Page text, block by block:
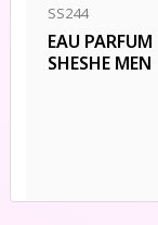
SS244
EAU PARFUM
SHESHE MEN